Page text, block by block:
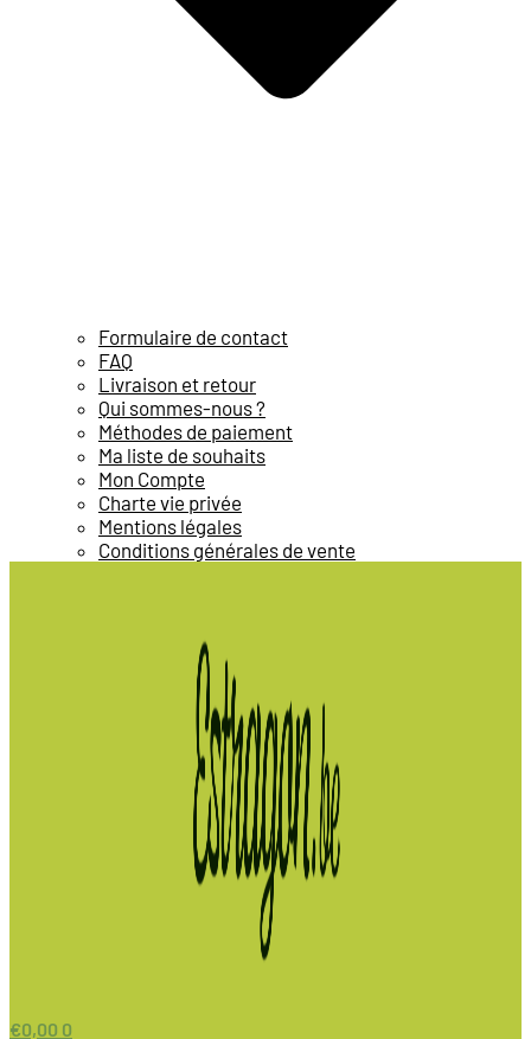
Formulaire de contact
FAQ
Livraison et retour
Qui sommes-nous ?
Méthodes de paiement
Ma liste de souhaits
Mon Compte
Charte vie privée
Mentions légales
Conditions générales de vente
€0,00 0